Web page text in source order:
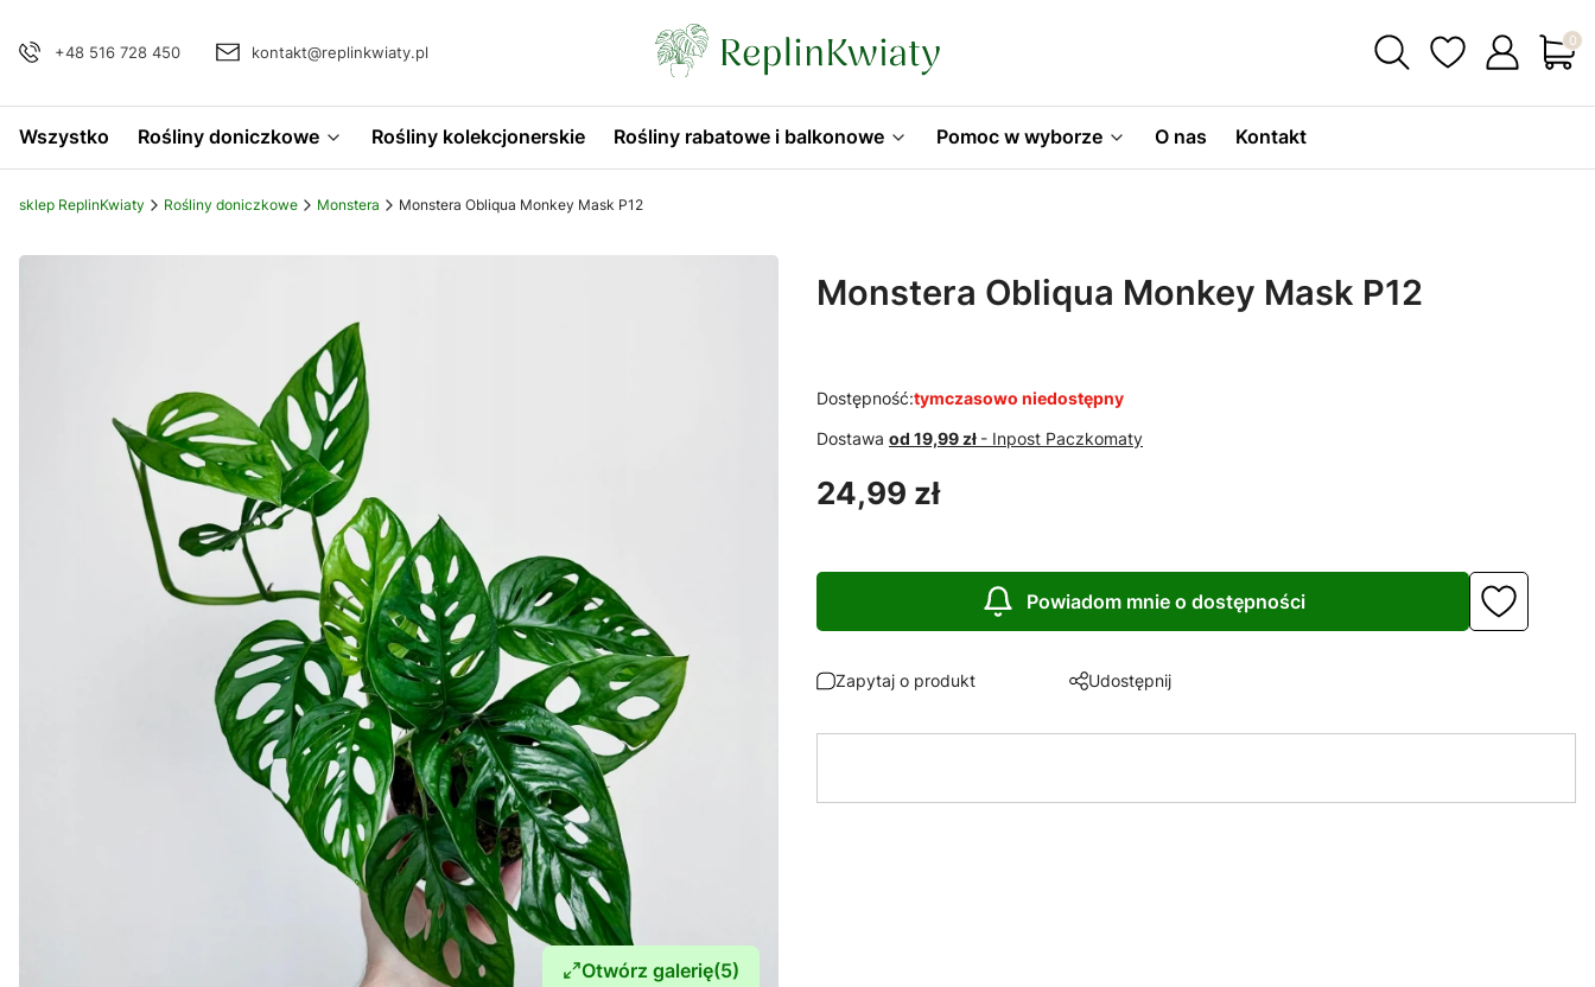
+48 516 728 450 kontakt@replinkwiaty.pl
Wszystko Rośliny doniczkowe Rośliny kolekcjonerskie Rośliny rabatowe i balkonowe Pomoc w wyborze O nas Kontakt
sklep ReplinKwiaty Rośliny doniczkowe Monstera Monstera Obliqua Monkey Mask P12
Otwórz galerię(5)
Monstera Obliqua Monkey Mask P12
Dostępność:tymczasowo niedostępny
Dostawa od 19,99 zł - Inpost Paczkomaty
Cena
24,99 zł
Powiadom mnie o dostępności
Zapytaj o produkt Udostępnij